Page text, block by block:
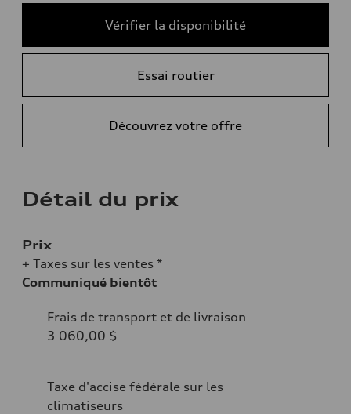
Vérifier la disponibilité
Essai routier
Découvrez votre offre
Détail du prix
Prix
+ Taxes sur les ventes *
Communiqué bientôt
Frais de transport et de livraison
3 060,00 $
Taxe d'accise fédérale sur les
climatiseurs